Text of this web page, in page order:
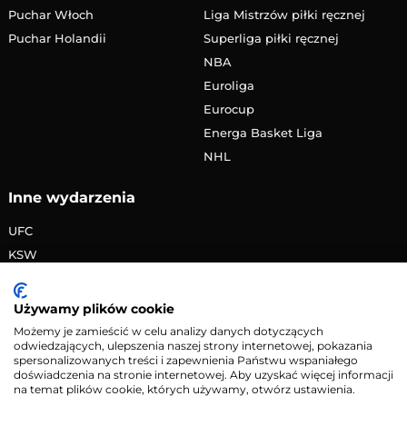
Puchar Włoch
Puchar Holandii
Liga Mistrzów piłki ręcznej
Superliga piłki ręcznej
NBA
Euroliga
Eurocup
Energa Basket Liga
NHL
Inne wydarzenia
UFC
KSW
PRIME MMA
Żużlowa Ekstraliga
Speedway Grand Prix
Skoki narciarskie
Używamy plików cookie
Możemy je zamieścić w celu analizy danych dotyczących
odwiedzających, ulepszenia naszej strony internetowej, pokazania
spersonalizowanych treści i zapewnienia Państwu wspaniałego
doświadczenia na stronie internetowej. Aby uzyskać więcej informacji
na temat plików cookie, których używamy, otwórz ustawienia.